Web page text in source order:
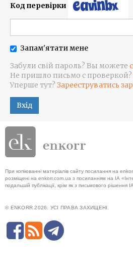
Код перевірки
Запам'ятати мене
Забули свій пароль? Вы можете
Не пришло письмо с проверкой?
Уперше тут? Зарееструватись
Вхід
При копіюванні матеріалів сайту посилання на
розміщені на enkorr.com.ua з посиланням на ІА
подальшій публікації, крім як з письмового рішення ІА.
© ENKORR 2026. УСІ ПРАВА ЗАХИЩЕНІ.